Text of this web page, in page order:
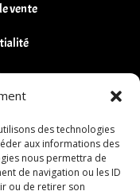
des technologies
aux informations des
nous permettra de
de navigation ou les ID
ou de retirer son
vente